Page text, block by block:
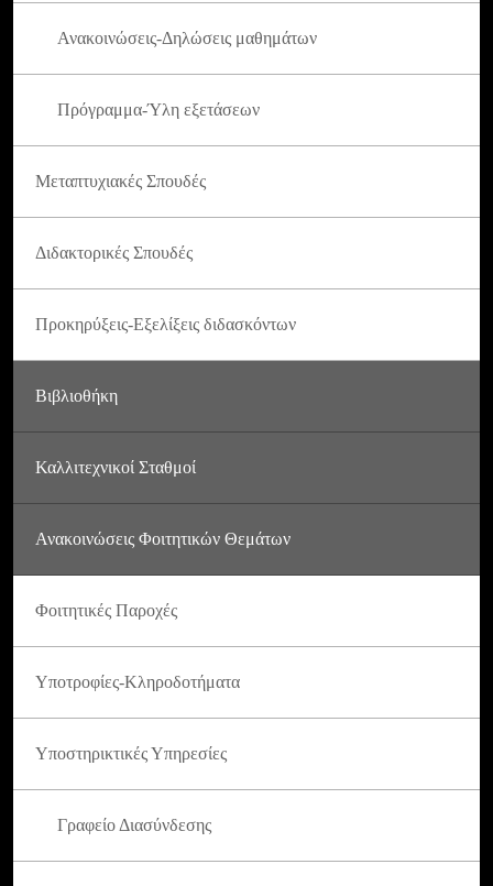
Ανακοινώσεις-Δηλώσεις μαθημάτων
Πρόγραμμα-Ύλη εξετάσεων
Μεταπτυχιακές Σπουδές
Διδακτορικές Σπουδές
Προκηρύξεις-Εξελίξεις διδασκόντων
Βιβλιοθήκη
Καλλιτεχνικοί Σταθμοί
Ανακοινώσεις Φοιτητικών Θεμάτων
Φοιτητικές Παροχές
Υποτροφίες-Κληροδοτήματα
Υποστηρικτικές Υπηρεσίες
Γραφείο Διασύνδεσης